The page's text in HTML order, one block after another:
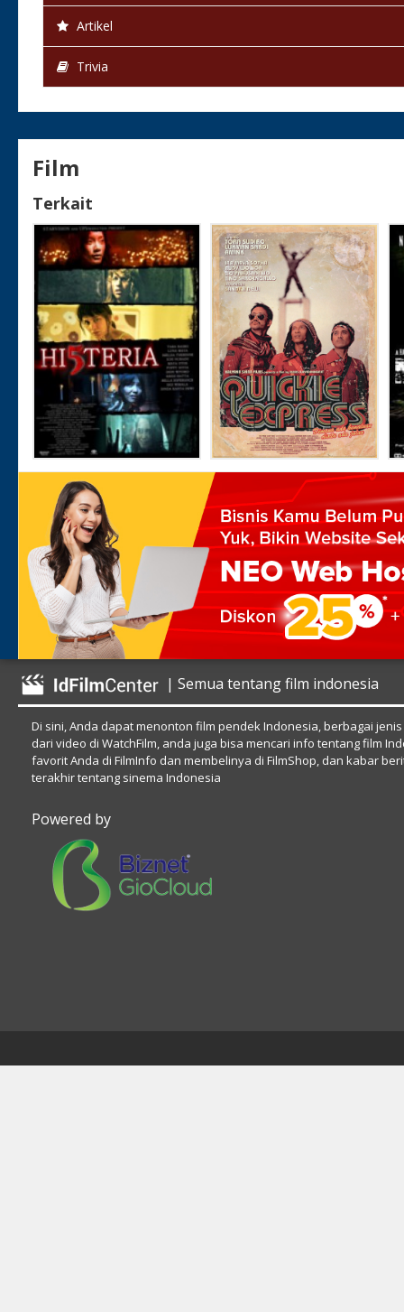
Artikel
Trivia
Film
Terkait
| Semua tentang film indonesia
Di sini, Anda dapat menonton film pendek Indonesia, berbagai
dari video di WatchFilm, anda juga bisa mencari info tentang film
favorit Anda di FilmInfo dan membelinya di FilmShop, dan kabar
terakhir tentang sinema Indonesia
Powered by